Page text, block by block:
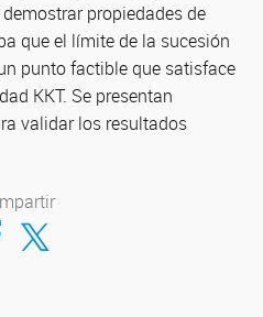
propiedades de
que el límite de la sucesión
punto factible que satisface
KKT. Se presentan
validar los resultados
en Facebook
Compartir en Twitter